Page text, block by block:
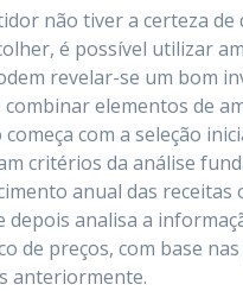
não tiver a certeza de
é possível utilizar
revelar-se um bom
elementos de
com a seleção
critérios da análise
anual das receitas
depois analisa a
de preços, com base
anteriormente.